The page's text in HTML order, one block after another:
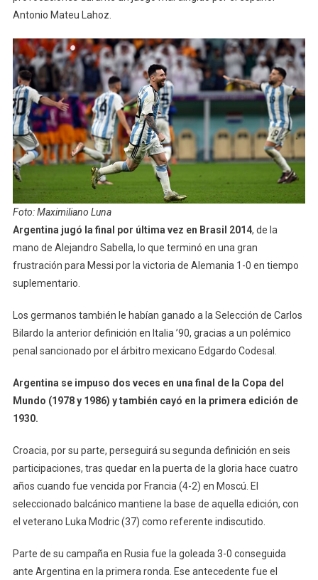
Antonio Mateu Lahoz.
Foto: Maximiliano Luna
Argentina jugó la final por última vez en Brasil 2014, de la
mano de Alejandro Sabella, lo que terminó en una gran
frustración para Messi por la victoria de Alemania 1-0 en tiempo
suplementario.
Los germanos también le habían ganado a la Selección de Carlos
Bilardo la anterior definición en Italia ’90, gracias a un polémico
penal sancionado por el árbitro mexicano Edgardo Codesal.
Argentina se impuso dos veces en una final de la Copa del
Mundo (1978 y 1986) y también cayó en la primera edición de
1930.
Croacia, por su parte, perseguirá su segunda definición en seis
participaciones, tras quedar en la puerta de la gloria hace cuatro
años cuando fue vencida por Francia (4-2) en Moscú. El
seleccionado balcánico mantiene la base de aquella edición, con
el veterano Luka Modric (37) como referente indiscutido.
Parte de su campaña en Rusia fue la goleada 3-0 conseguida
ante Argentina en la primera ronda. Ese antecedente fue el